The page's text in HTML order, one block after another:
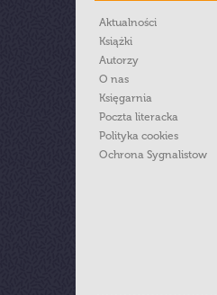
Aktualności
Książki
Autorzy
O nas
Księgarnia
Poczta literacka
Polityka cookies
Ochrona Sygnalistow